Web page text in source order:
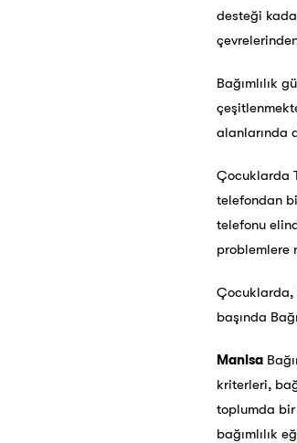
desteği
Bağımlılık
alanlarında
Çocuklarda
telefondan
telefonu
problemlere
Çocuklarda,
başında
Manisa
kriterleri,
toplumda bir
bağımlılık